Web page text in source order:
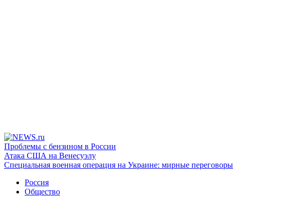
Проблемы с бензином в России
Атака США на Венесуэлу
Специальная военная операция на Украине: мирные переговоры
Россия
Общество